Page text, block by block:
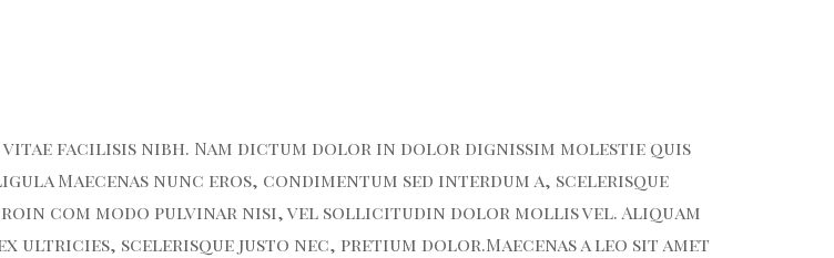
facilisis nibh. Nam dictum dolor in dolor dignissim molestie quis
Maecenas nunc eros, condimentum sed interdum a, scelerisque
com modo pulvinar nisi, vel sollicitudin dolor mollis vel. Aliquam
ultricies, scelerisque justo nec, pretium dolor.Maecenas a leo sit amet